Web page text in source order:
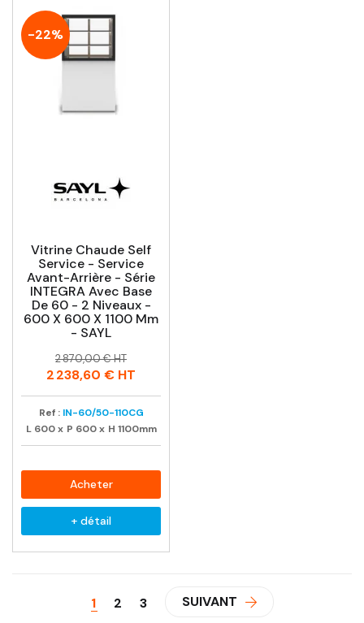
-22%
Vitrine Chaude Self
Service - Service
Avant-Arrière - Série
INTEGRA Avec Base
De 60 - 2 Niveaux -
600 X 600 X 1100 Mm
- SAYL
Prix
Prix
habituel
2 870,00 € HT
2 238,60 € HT
Ref : IN-60/50-110CG
L 600 x P 600 x H 1100mm
Acheter
+ détail
1 2 3 SUIVANT